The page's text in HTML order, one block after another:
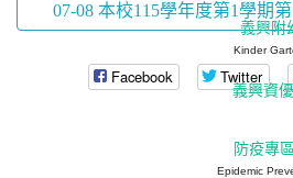
07-08 本校115學年度第1學期第
Facebook Twitter
義興附
Kinder
義興資
防疫專區
Epidemic